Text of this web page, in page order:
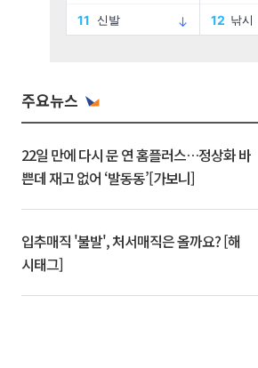
주요뉴스
22일 만에 다시 문 연 홈플러스…정상화 바
쁜데 재고 없어 ‘발동동’[가보니]
입추매직 '불발', 처서매직은 올까요? [해
시태그]